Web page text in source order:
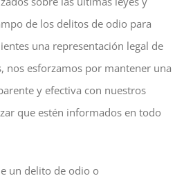
de los delitos de odio para
una representación legal de
nos esforzamos por mantener una
y efectiva con nuestros
que estén informados en todo
un delito de odio o